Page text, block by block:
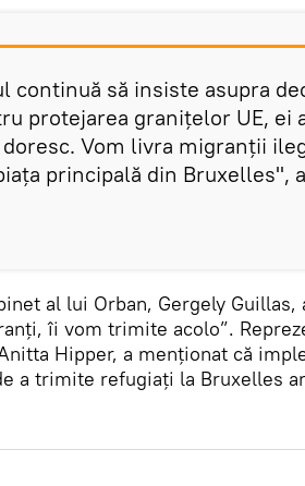
continuă să insiste asupra
protejarea granițelor UE, ei
Vom livra migranții
principală din Bruxelles",
al lui Orban, Gergely Guillas,
îi vom trimite acolo”.
Hipper, a menționat că
a trimite refugiați la Bruxelles